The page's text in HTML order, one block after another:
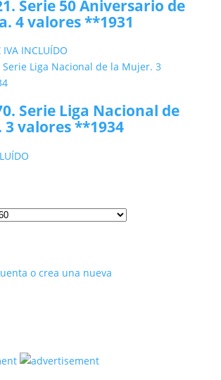
Serie 50 Aniversario de
4 valores **1931
El
precio
actual
24,00€.
IVA INCLUÍDO
Serie Liga Nacional de
valores **1934
o crea una nueva